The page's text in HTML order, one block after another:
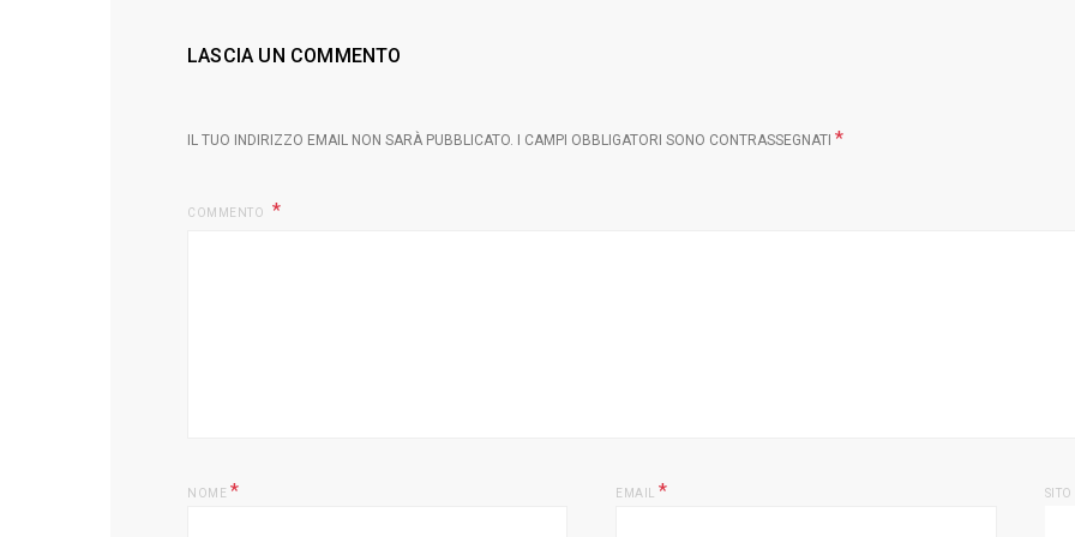
LASCIA UN COMMENTO
IL TUO INDIRIZZO EMAIL NON SARÀ PUBBLICATO. I CAMPI OBBLIGATORI SONO CONTRASSEGNATI *
COMMENTO
NOME * EMAIL *